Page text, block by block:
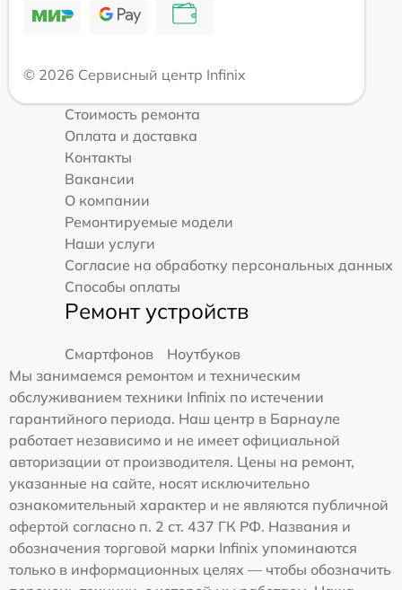
© 2026 Сервисный центр Infinix
Стоимость ремонта
Оплата и доставка
Контакты
Вакансии
О компании
Ремонтируемые модели
Наши услуги
Согласие на обработку персональных данных
Способы оплаты
Ремонт устройств
Смартфонов
Ноутбуков
Мы занимаемся ремонтом и техническим
обслуживанием техники Infinix по истечении
гарантийного периода. Наш центр в Барнауле
работает независимо и не имеет официальной
авторизации от производителя. Цены на ремонт,
указанные на сайте, носят исключительно
ознакомительный характер и не являются публичной
офертой согласно п. 2 ст. 437 ГК РФ. Названия и
обозначения торговой марки Infinix упоминаются
только в информационных целях — чтобы обозначить